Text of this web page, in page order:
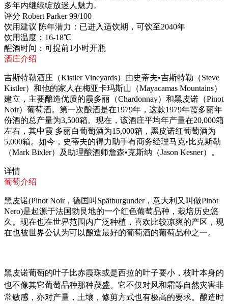
多年内继续绽放迷人魅力。
评分 Robert Parker 99/100
饮用建议 陈年潜力：已进入适饮期，可饮至2040年
饮用温度：16-18℃
醒酒时间：可提前1小时开瓶
酒庄介绍
吉斯特勒酒庄（Kistler Vineyards）由史蒂夫•吉斯特勒（Steve
Kistler）和他的家人在梅亚卡玛斯山（Mayacamas Mountains）
建立，主要酿造优质的霞多丽（Chardonnay）和黑皮诺（Pinot
Noir）葡萄酒。第一次酿酒是在1979年，这款1979年霞多丽年
份酒的总产量为3,500箱。现在，该酒庄平均年产量在20,000箱
左右，其中霞 多丽白葡萄酒为15,000箱，黑皮诺红葡萄酒为
5,000箱。如今，史蒂夫的得力助手有商务经理马克•比克斯勒
（Mark Bixler）及助理酿酒师詹森•克斯纳（Jason Kesner）。
详情
葡萄介绍
黑皮诺(Pinot Noir，德国叫Spätburgunder，意大利又叫做Pinot
Nero)是起源于法国勃艮地的一个红色葡萄品种，栽培历史悠
久。现在也在世界范围内广泛种植，喜欢比较凉爽的产区，现
在也被世界公认为可以酿造最好的葡萄酒的葡萄品种之一。
黑皮诺葡萄的叶子比赤霞珠或是西拉的叶子要小，枝叶本身的
也不像其它葡萄品种那种茂盛。它不仅对风和霜等自然灾害非
常敏感，亦对产量，土壤，修剪方式也有极高的要求。酿造时